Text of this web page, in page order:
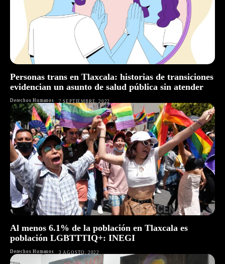
Personas trans en Tlaxcala: historias de transiciones
evidencian un asunto de salud pública sin atender
Derechos Humanos 7 SEPTIEMBRE, 2022
Al menos 6.1% de la población en Tlaxcala es
población LGBTTTIQ+: INEGI
Derechos Humanos 3 AGOSTO, 2022